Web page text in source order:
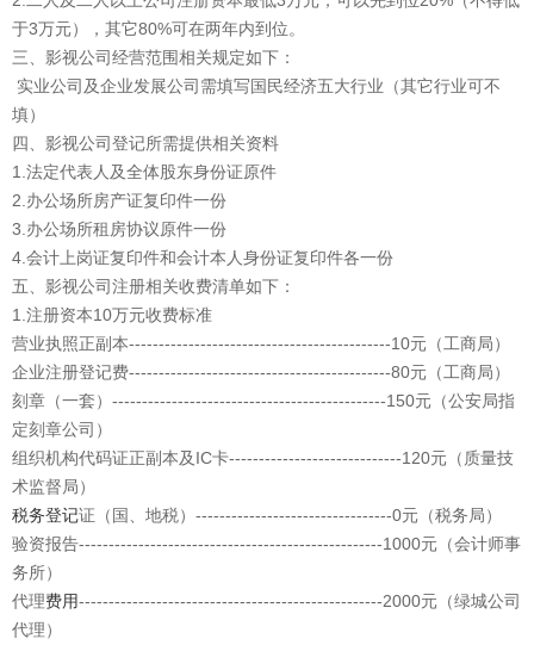
于3万元），其它80%可在两年内到位。
三、影视公司经营范围相关规定如下：
实业公司及企业发展公司需填写国民经济五大行业（其它行业可不
填）
四、影视公司登记所需提供相关资料
1.法定代表人及全体股东身份证原件
2.办公场所房产证复印件一份
3.办公场所租房协议原件一份
4.会计上岗证复印件和会计本人身份证复印件各一份
五、影视公司注册相关收费清单如下：
1.注册资本10万元收费标准
营业执照正副本--------------------------------------------10元（工商局）
企业注册登记费--------------------------------------------80元（工商局）
刻章（一套）----------------------------------------------150元（公安局指
定刻章公司）
组织机构代码证正副本及IC卡-----------------------------120元（质量技
术监督局）
税务登记证（国、地税）---------------------------------0元（税务局）
验资报告---------------------------------------------------1000元（会计师事
务所）
代理费用---------------------------------------------------2000元（绿城公司
代理）